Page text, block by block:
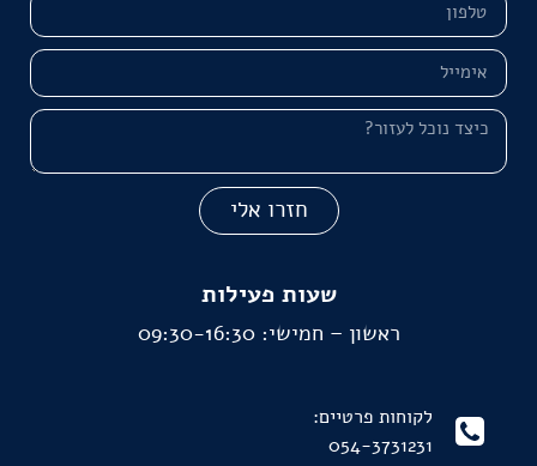
שעות פעילות
ראשון – חמישי: 09:30-16:30
לקוחות פרטיים:
054-3731231
חזרו אלי